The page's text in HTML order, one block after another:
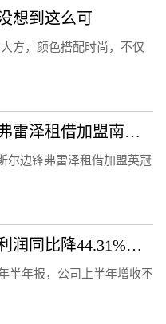
想到这么可
方，颜色搭配时尚，不仅
官方：纽卡斯尔29岁边锋弗雷泽租借加盟南安普顿
尔边锋弗雷泽租借加盟英冠
昆仑万维：上半年归母净利润同比降44.31%，股价年内翻番
半年报，公司上半年增收不